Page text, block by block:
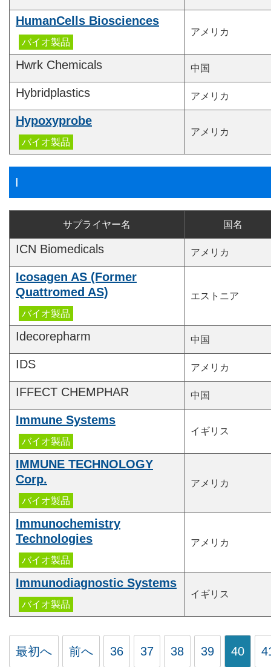
HumanCells Biosciences
アメリカ
Hwrk Chemicals 中国
Hybridplastics アメリカ
Hypoxyprobe
アメリカ
I
サプライヤー名 国名
ICN Biomedicals アメリカ
Icosagen AS (Former
Quattromed AS)
エストニア
Idecorepharm 中国
IDS アメリカ
IFFECT CHEMPHAR 中国
Immune Systems
イギリス
IMMUNE TECHNOLOGY
Corp.
アメリカ
Immunochemistry
Technologies
アメリカ
Immunodiagnostic Systems
イギリス
最初へ 前へ 36 37 38 39 40